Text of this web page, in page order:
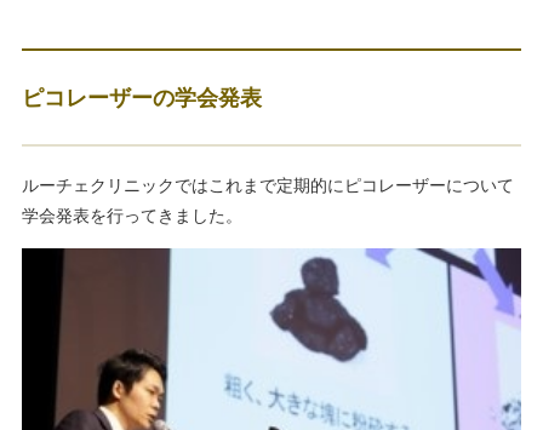
ピコレーザーの学会発表
ルーチェクリニックではこれまで定期的にピコレーザーについて
学会発表を行ってきました。